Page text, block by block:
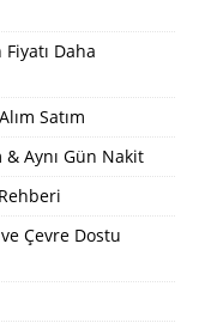
Daha
Satım
Aynı Gün Nakit
Çevre Dostu